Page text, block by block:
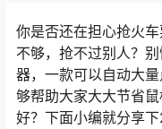
你是否还在担心抢火
不够，抢不过别人？
器，一款可以自动大
够帮助大家大大节省
好？下面小编就分享